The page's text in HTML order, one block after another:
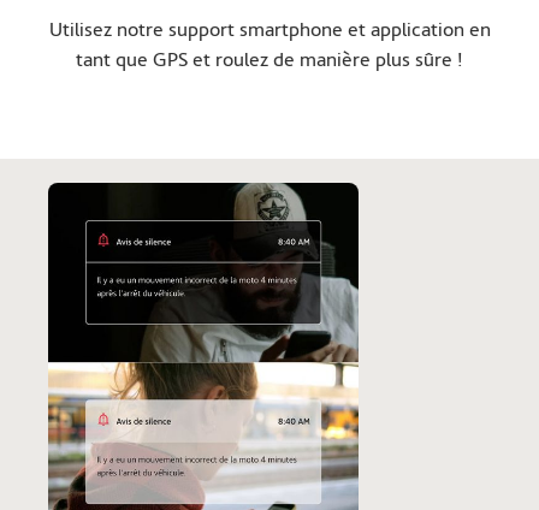
Utilisez notre support smartphone et application en
tant que GPS et roulez de manière plus sûre !